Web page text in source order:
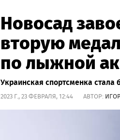
Новосад
вторую
по лыжной
Украинская спортсменка стала
2023 Г., 23 ФЕВРАЛЯ, 12:44 АВТОР: